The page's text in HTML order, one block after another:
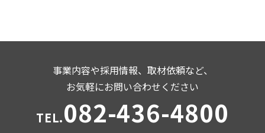
事業内容や採用情報、取材依頼など、
お気軽にお問い合わせください
TEL.082-436-4800